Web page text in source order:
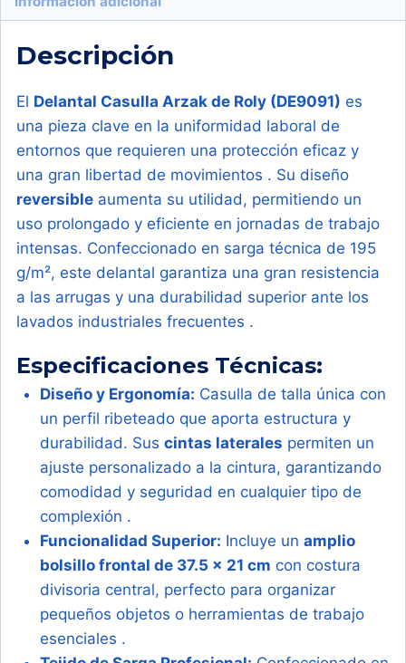
Descripción
El Delantal Casulla Arzak de Roly (DE9091) es
una pieza clave en la uniformidad laboral de
entornos que requieren una protección eficaz y
una gran libertad de movimientos . Su diseño
reversible aumenta su utilidad, permitiendo un
uso prolongado y eficiente en jornadas de trabajo
intensas. Confeccionado en sarga técnica de 195
g/m², este delantal garantiza una gran resistencia
a las arrugas y una durabilidad superior ante los
lavados industriales frecuentes .
Especificaciones Técnicas:
Diseño y Ergonomía: Casulla de talla única con
un perfil ribeteado que aporta estructura y
durabilidad. Sus cintas laterales permiten un
ajuste personalizado a la cintura, garantizando
comodidad y seguridad en cualquier tipo de
complexión .
Funcionalidad Superior: Incluye un amplio
bolsillo frontal de 37.5 x 21 cm con costura
divisoria central, perfecto para organizar
pequeños objetos o herramientas de trabajo
esenciales .